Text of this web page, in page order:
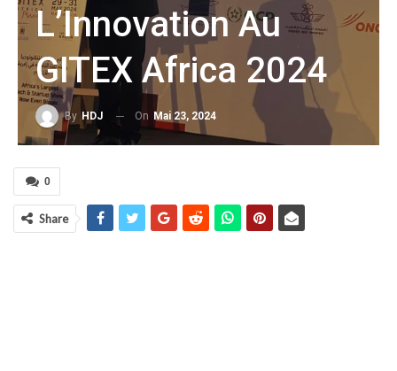
L’Innovation Au
GITEX Africa 2024
By HDJ On Mai 23, 2024
0
Share